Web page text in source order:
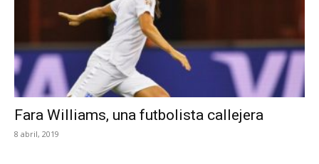
Fara Williams, una futbolista callejera
8 abril, 2019